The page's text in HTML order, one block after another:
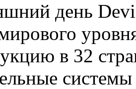
день
в 32